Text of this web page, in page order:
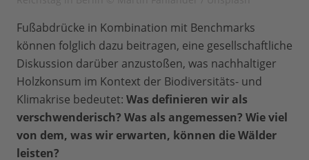
Fußabdrücke in Kombination mit Benchmarks
können folglich dazu beitragen, eine gesellschaftliche
Diskussion darüber anzustoßen, was nachhaltiger
Holzkonsum im Kontext der Biodiversitäts- und
Klimakrise bedeutet: Was definieren wir als
verschwenderisch? Was als angemessen? Wie viel
von dem, was wir erwarten, können die Wälder
leisten?